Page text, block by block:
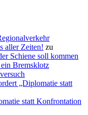
aller Zeiten! zu
Schiene soll kommen
Bremsklotz
„Diplomatie statt
statt Konfrontation